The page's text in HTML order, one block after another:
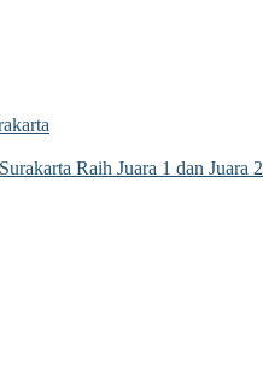
Raih Juara 1 dan Juara 2